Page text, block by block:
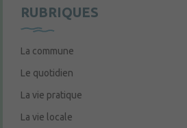
RUBRIQUES
La commune
Le quotidien
La vie pratique
La vie locale